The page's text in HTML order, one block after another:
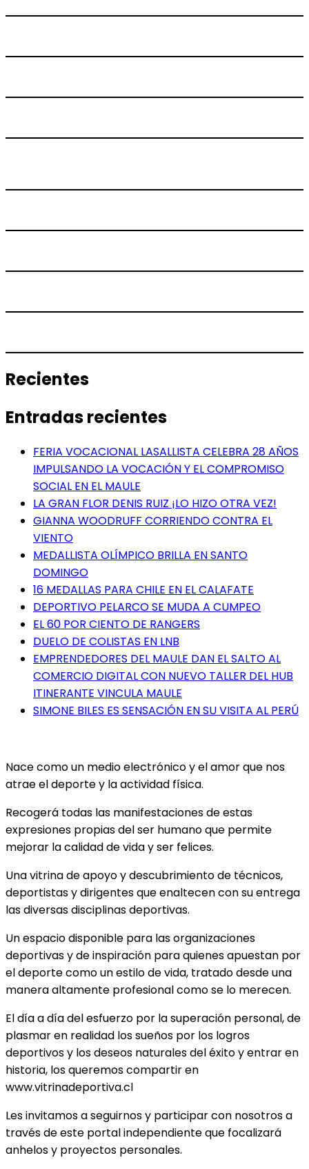
Recientes
Entradas recientes
FERIA VOCACIONAL LASALLISTA CELEBRA 28 AÑOS
IMPULSANDO LA VOCACIÓN Y EL COMPROMISO
SOCIAL EN EL MAULE
LA GRAN FLOR DENIS RUIZ ¡LO HIZO OTRA VEZ!
GIANNA WOODRUFF CORRIENDO CONTRA EL
VIENTO
MEDALLISTA OLÍMPICO BRILLA EN SANTO
DOMINGO
16 MEDALLAS PARA CHILE EN EL CALAFATE
DEPORTIVO PELARCO SE MUDA A CUMPEO
EL 60 POR CIENTO DE RANGERS
DUELO DE COLISTAS EN LNB
EMPRENDEDORES DEL MAULE DAN EL SALTO AL
COMERCIO DIGITAL CON NUEVO TALLER DEL HUB
ITINERANTE VINCULA MAULE
SIMONE BILES ES SENSACIÓN EN SU VISITA AL PERÚ
Nace como un medio electrónico y el amor que nos
atrae el deporte y la actividad física.
Recogerá todas las manifestaciones de estas
expresiones propias del ser humano que permite
mejorar la calidad de vida y ser felices.
Una vitrina de apoyo y descubrimiento de técnicos,
deportistas y dirigentes que enaltecen con su entrega
las diversas disciplinas deportivas.
Un espacio disponible para las organizaciones
deportivas y de inspiración para quienes apuestan por
el deporte como un estilo de vida, tratado desde una
manera altamente profesional como se lo merecen.
El día a día del esfuerzo por la superación personal, de
plasmar en realidad los sueños por los logros
deportivos y los deseos naturales del éxito y entrar en
historia, los queremos compartir en
www.vitrinadeportiva.cl
Les invitamos a seguirnos y participar con nosotros a
través de este portal independiente que focalizará
anhelos y proyectos personales.